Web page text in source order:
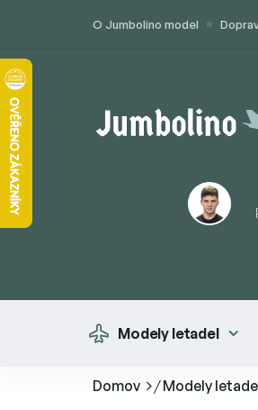
O Jumbolino model
Modely letadel
Domov /Modely